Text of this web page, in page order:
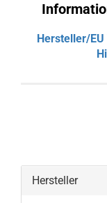
Hersteller/
Hersteller